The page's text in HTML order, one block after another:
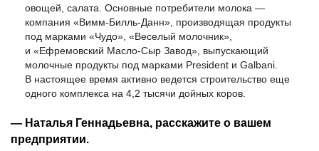
овощей, салата. Основные потребители молока —
компания «Вимм-Билль-Данн», производящая продукты
под марками «Чудо», «Веселый молочник»,
и «Ефремовский Масло-Сыр Завод», выпускающий
молочные продукты под марками President и Galbani.
В настоящее время активно ведется строительство еще
одного комплекса на 4,2 тысячи дойных коров.
— Наталья Геннадьевна, расскажите о вашем
предприятии.